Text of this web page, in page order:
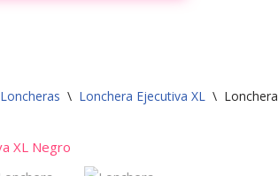
Loncheras \ Lonchera Ejecutiva XL \